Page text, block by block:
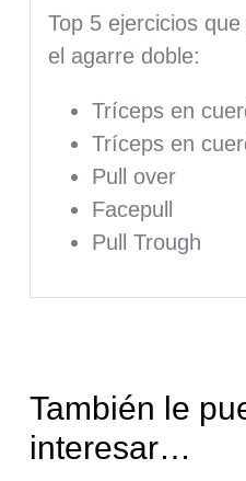
Top 5 ejercicios
el agarre doble:
Tríceps en
Tríceps en
Pull over
Facepull
Pull Trough
También le
interesar…